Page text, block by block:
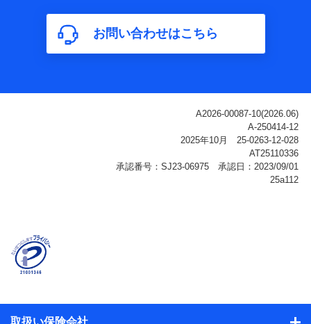
構成、住所、dポイント残高、dポイント利用履歴などが
含まれます。
利用情報
ご契約状態・ご利用履歴インターネット利用時の行動に
関する情報、アプリケーション利用時の行動に関する情
報、購入されたサービスや商品の名称・購入場所・決済
に関する情報、アンケートの回答に関する情報などが含
名、住所、生年月日、性別、保険契約者と被保険者の関
係、保険加入の目的、保険商品の内容、保険料、保険料
のお支払方法、車のメーカーや走行距離などの情報、建
お問い合わせはこちら